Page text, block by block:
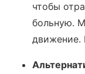
чтобы
больную.
движение.